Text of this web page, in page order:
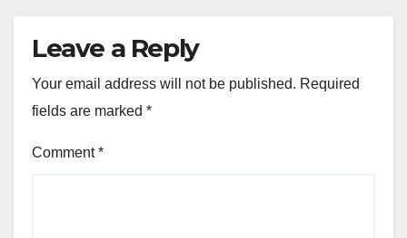
Leave a Reply
Your email address will not be published. Required
fields are marked *
Comment*